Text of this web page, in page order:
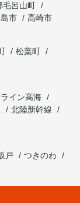
毛呂山町
市
高崎市
松葉町
イン高海
北陸新幹線
戸
つきのわ